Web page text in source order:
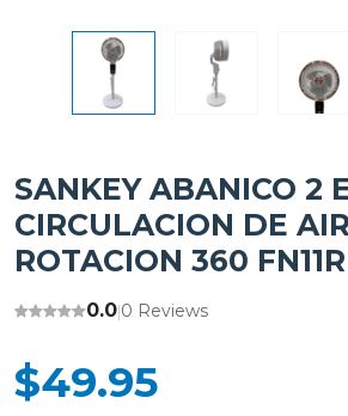
SANKEY ABANICO 2
CIRCULACION DE
ROTACION 360 FN11R
0.0|0 Reviews
$49.95